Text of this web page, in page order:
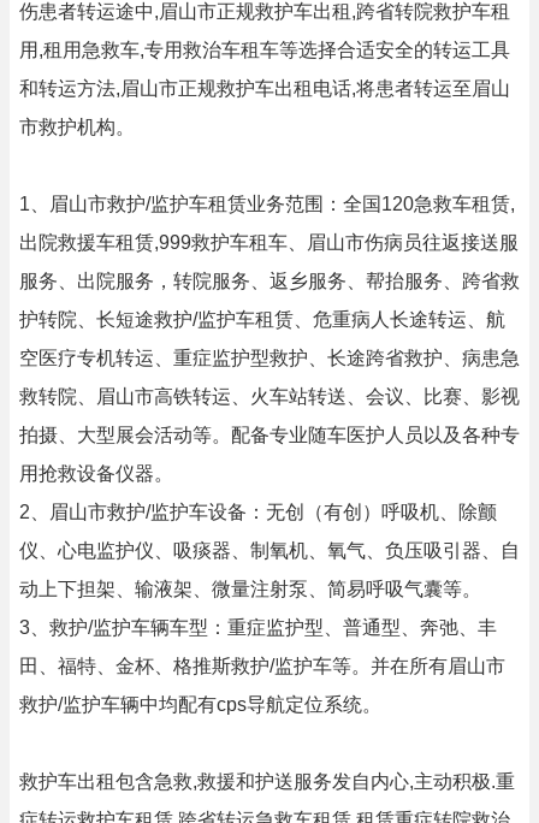
伤患者转运途中,眉山市正规救护车出租,跨省转院救护车租
用,租用急救车,专用救治车租车等选择合适安全的转运工具
和转运方法,眉山市正规救护车出租电话,将患者转运至眉山
市救护机构。
1、眉山市救护/监护车租赁业务范围：全国120急救车租赁,
出院救援车租赁,999救护车租车、眉山市伤病员往返接送服
服务、出院服务，转院服务、返乡服务、帮抬服务、跨省救
护转院、长短途救护/监护车租赁、危重病人长途转运、航
空医疗专机转运、重症监护型救护、长途跨省救护、病患急
救转院、眉山市高铁转运、火车站转送、会议、比赛、影视
拍摄、大型展会活动等。配备专业随车医护人员以及各种专
用抢救设备仪器。
2、眉山市救护/监护车设备：无创（有创）呼吸机、除颤
仪、心电监护仪、吸痰器、制氧机、氧气、负压吸引器、自
动上下担架、输液架、微量注射泵、简易呼吸气囊等。
3、救护/监护车辆车型：重症监护型、普通型、奔弛、丰
田、福特、金杯、格推斯救护/监护车等。并在所有眉山市
救护/监护车辆中均配有cps导航定位系统。
救护车出租包含急救,救援和护送服务发自内心,主动积极.重